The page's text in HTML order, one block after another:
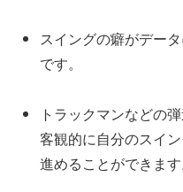
スイ ングの癖がデータ
です。
ト ラックマンなどの弾
客観的に自分のスイ ン
進めるこ とができ ます